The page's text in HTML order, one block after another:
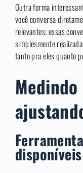
Outra forma
você conversa
relevantes; essas
simplesmente
tanto pra eles quanto
disponíveis